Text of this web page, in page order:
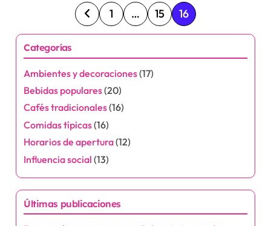
P
o
s
t
s
p
a
g
i
1 … 15 16
Categorías
Ambientes y decoraciones(17)
Bebidas populares(20)
Cafés tradicionales(16)
Comidas típicas(16)
Horarios de apertura(12)
Influencia social (13)
Últimas publicaciones